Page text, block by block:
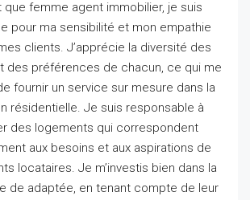
que femme agent immobilier, je suis
pour ma sensibilité et mon empathie
clients. J’apprécie la diversité des
des préférences de chacun, ce qui me
fournir un service sur mesure dans la
résidentielle. Je suis responsable à
des logements qui correspondent
aux besoins et aux aspirations de
locataires. Je m’investis bien dans la
de adaptée, en tenant compte de leur